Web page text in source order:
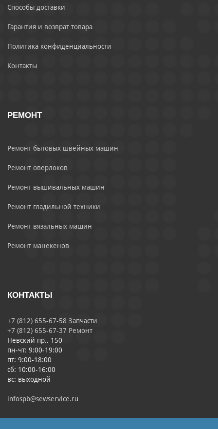
Способы доставки
Гарантия и возврат товара
Политика конфиденциальности
Контакты
РЕМОНТ
Ремонт бытовых швейных машин
Ремонт оверлоков
Ремонт вышивальных машин
Ремонт гладильной техники
Ремонт вязальных машин
Ремонт манекенов
КОНТАКТЫ
+7 (812) 655-67-58 Запчасти
+7 (812) 655-67-37 Ремонт
Невский пр., 150
пн-чт: 9:00-19:00
пт: 9:00-18:00
сб: 10:00-16:00
вс: выходной
infospb@sewservice.ru